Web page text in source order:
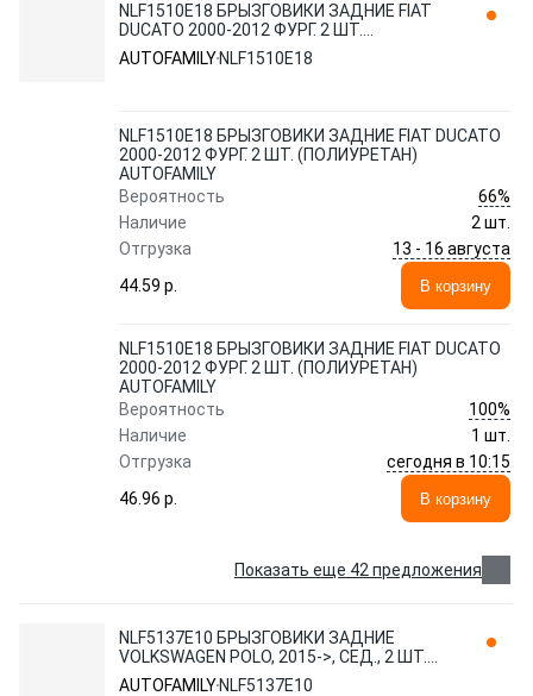
NLF1510E18 БРЫЗГОВИКИ ЗАДНИЕ FIAT
DUCATO 2000-2012 ФУРГ. 2 ШТ.
(ПОЛИУРЕТАН) AUTOFAMILY
AUTOFAMILY NLF1510E18
NLF1510E18 БРЫЗГОВИКИ ЗАДНИЕ FIAT DUCATO
2000-2012 ФУРГ. 2 ШТ. (ПОЛИУРЕТАН)
AUTOFAMILY
Вероятность
66%
Наличие
2 шт.
Отгрузка
13 - 16 августа
44.59 p.
В корзину
NLF1510E18 БРЫЗГОВИКИ ЗАДНИЕ FIAT DUCATO
2000-2012 ФУРГ. 2 ШТ. (ПОЛИУРЕТАН)
AUTOFAMILY
Вероятность
100%
Наличие
1 шт.
Отгрузка
сегодня в 10:15
46.96 p.
В корзину
Показать еще 42 предложения
NLF5137E10 БРЫЗГОВИКИ ЗАДНИЕ
VOLKSWAGEN POLO, 2015->, СЕД., 2 ШТ.
(СТАНДАРТ) AUTOFAMILY
AUTOFAMILY NLF5137E10